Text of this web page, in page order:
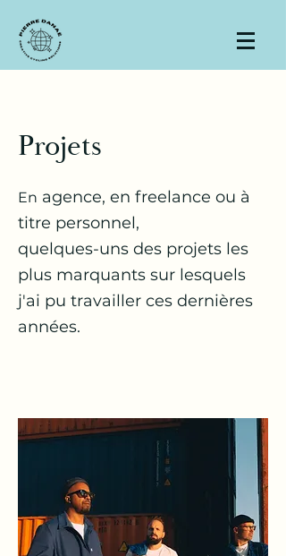
Projets
En agence, en freelance ou à
titre personnel,
quelques-uns des projets les
plus marquants sur lesquels
j'ai pu travailler ces dernières
années.